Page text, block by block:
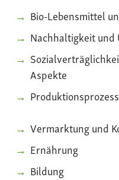
Bio-Lebensmittel
Nachhaltigkeit
Aspekte
Vermarktung und
Ernährung
Bildung